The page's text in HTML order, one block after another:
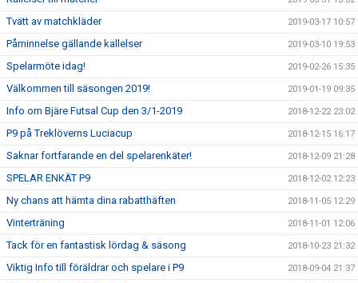
Tvätt av matchkläder 2019-03-17 10:57
Påminnelse gällande kallelser 2019-03-10 19:53
Spelarmöte idag! 2019-02-26 15:35
Välkommen till säsongen 2019! 2019-01-19 09:35
Info om Bjäre Futsal Cup den 3/1-2019 2018-12-22 23:02
P9 på Treklöverns Luciacup 2018-12-15 16:17
Saknar fortfarande en del spelarenkäter! 2018-12-09 21:28
SPELAR ENKÄT P9 2018-12-02 12:23
Ny chans att hämta dina rabatthäften 2018-11-05 12:29
Vinterträning 2018-11-01 12:06
Tack för en fantastisk lördag & säsong 2018-10-23 21:32
Viktig Info till föräldrar och spelare i P9 2018-09-04 21:37